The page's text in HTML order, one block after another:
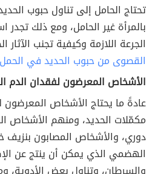
تحتاج الحامل إلى تناول حبوب
بالمرأة غير الحامل، ومع ذلك
الجرعة اللازمة وكيفية تجنب الآثار
القصوى من حبوب الحديد في الحمل
الأشخاص المعرضون لفقدان الدم
عادةً ما يحتاج الأشخاص المعرضون
مكمّلات الحديد، ومنهم الأشخاص
دوري، والأشخاص المصابون بنزيف
الهضمي الذي يمكن أن ينتج عن